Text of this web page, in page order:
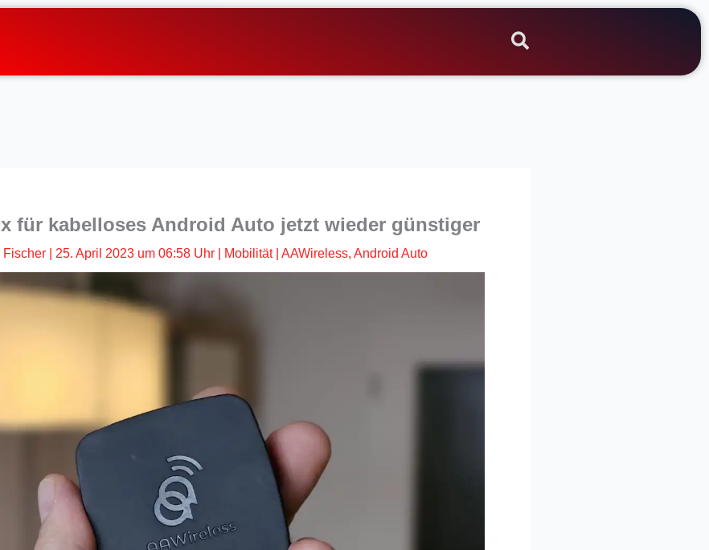
für kabelloses Android Auto jetzt wieder günstiger
Fischer 25. April 2023 um 06:58 Uhr Mobilität| AAWireless, Android Auto